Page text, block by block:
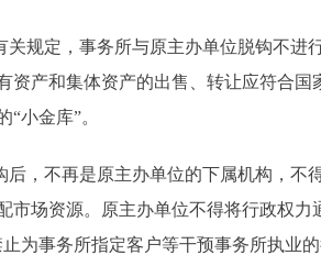
定，事务所与原主办单位脱钩不进
资产和集体资产的出售、转让应符合
小金库”。
不再是原主办单位的下属机构，不
市场资源。原主办单位不得将行政权
为事务所指定客户等干预事务所执业